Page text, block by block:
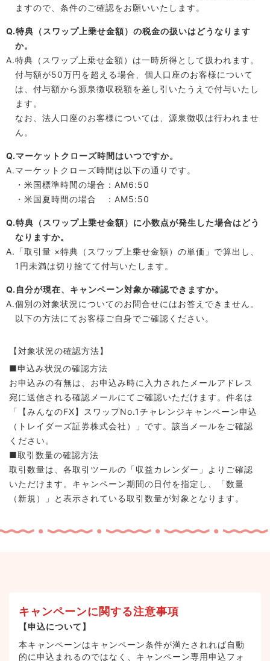
ますので、条件のご確認をお願いいたします。
Q.特典（スワップ上乗せ金額）の税金の扱いはどうなります
か。
A.特典（スワップ上乗せ金額）は一時所得として扱われます。
付与額が50万円を超える場合、個人口座のお客様について
は、付与額から源泉徴収税額を差し引いたうえで付与いたし
ます。
なお、法人口座のお客様については、源泉徴収は行われませ
ん。
Q.マーケットクローズ時間はいつですか。
A.マーケットクローズ時間は以下の通りです。
・米国標準時間の場合：AM6:50
・米国夏時間の場合 ：AM5:50
Q.特典（スワップ上乗せ金額）に小数点が発生した場合はどう
なりますか。
A.「取引量 ×特典（スワップ上乗せ金額）の単価」で算出し、
1円未満は切り捨てて付与いたします。
Q.自分が現在、キャンペーン対象か確認できますか。
A.個別の対象状況についてのお問合せにはお答えできません。
以下の方法にてお客様ご自身でご確認ください。
【対象状況の確認方法】
■申込み状況の確認方法
お申込みの有無は、お申込み時に入力されたメールアドレス
宛に送信される確認メールにてご確認いただけます。件名は
「【みんなのFX】スワップNo.1チャレンジキャンペーン申込
（トレイダーズ証券株式会社）」です。該当メールをご確認
ください。
■取引数量の確認方法
取引数量は、各取引ツールの「収益カレンダー」よりご確認
いただけます。キャンペーン期間の日付を指定し、「数量
（新規）」と表示されている取引数量が対象となります。
キャンペーンに関する注意事項
【申込について】
本キャンペーンはキャンペーン条件が満たされれば自動
的に申込まれるのではなく、キャンペーン専用申込フォ